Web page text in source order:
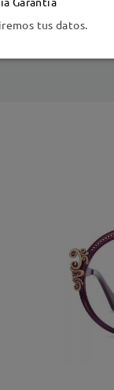
tus datos.